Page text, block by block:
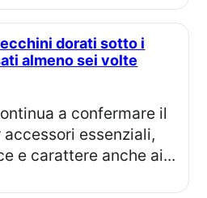
almeno sei volte
essenziali,
e carattere anche ai...